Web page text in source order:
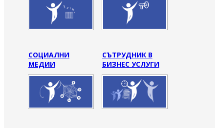
СОЦИАЛНИ
МЕДИИ
СЪТРУДНИК В
БИЗНЕС УСЛУГИ